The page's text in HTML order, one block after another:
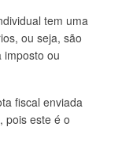
tem uma
ou seja, são
imposto ou
fiscal enviada
pois este é o